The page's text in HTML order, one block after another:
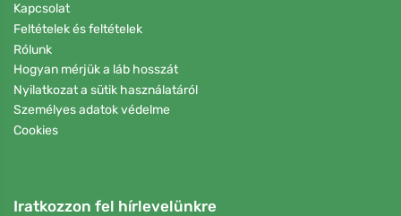
Kapcsolat
Feltételek és feltételek
Rólunk
Hogyan mérjük a láb hosszát
Nyilatkozat a sütik használatáról
Személyes adatok védelme
Cookies
Iratkozzon fel hírlevelünkre